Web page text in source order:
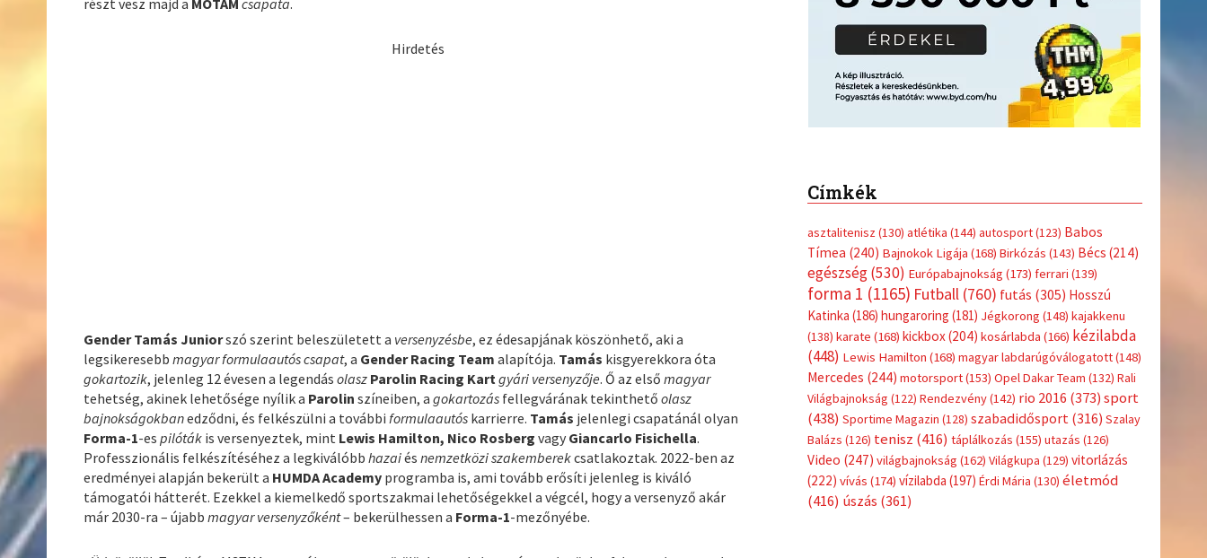
részt vesz majd a MOTAM csapata.
Hirdetés
Gender Tamás Juniorszó szerint beleszületett a versenyzésbe, ez édesapjának köszönhető, aki a
legsikeresebbmagyar formulaautós csapat, a Gender Racing Team alapítója. Tamás kisgyerekkora óta
gokartozik, jelenleg 12 évesen a legendásolasz Parolin Racing Kartgyári versenyzője. Ő az elsőmagyar
tehetség, akinek lehetősége nyílik a Parolinszíneiben, agokartozás fellegvárának tekinthetőolasz
bajnokságokbanedződni, és felkészülni a továbbiformulaautós karrierre. Tamás jelenlegi csapatánál olyan
Forma-1-espilóták is versenyeztek, mint Lewis Hamilton, Nico Rosberg vagy Giancarlo Fisichella.
Professzionális felkészítéséhez a legkiválóbbhazaiésnemzetközi szakemberekcsatlakoztak. 2022-ben az
eredményei alapján bekerült a HUMDA Academy programba is, ami tovább erősíti jelenleg is kiváló
támogatói hátterét. Ezekkel a kiemelkedő sportszakmai lehetőségekkel a végcél, hogy a versenyző akár
már 2030-ra – újabbmagyar versenyzőként– bekerülhessen a Forma-1-mezőnyébe.
Címkék
asztalitenisz (130) atlétika (144) autosport(123) Babos
Tímea (240) Bajnokok Ligája (168) Birkózás (143) Bécs (214)
egészség(530) Európabajnokság (173) ferrari (139)
forma 1 (1165) Futball(760) futás (305) Hosszú
Katinka (186) hungaroring (181) Jégkorong (148) kajakkenu
(138) karate (168) kickbox(204) kosárlabda (166) kézilabda
(448) Lewis Hamilton (168) magyar labdarúgóválogatott(148)
Mercedes (244) motorsport(153) Opel Dakar Team (132) Rali
Világbajnokság (122) Rendezvény(142) rio 2016 (373) sport
(438) Sportime Magazin (128) szabadidősport (316) Szalay
Balázs (126) tenisz (416) táplálkozás (155) utazás (126)
Video (247) világbajnokság (162) Világkupa (129) vitorlázás
(222) vívás (174) vízilabda (197) Érdi Mária (130) életmód
(416) úszás (361)